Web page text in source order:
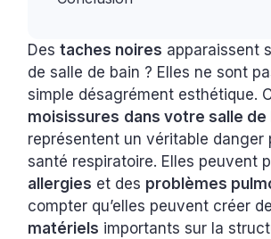
Destaches noires apparaissent
de salle de bain ? Elles ne sont
simple désagrément esthétique.
moisissures dans votre salle de
représentent un véritable danger
santé respiratoire. Elles peuvent
allergies et des problèmes
compter qu’elles peuvent créer
matériels importants sur la